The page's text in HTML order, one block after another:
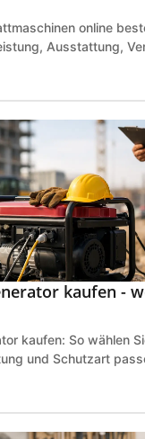
online
Ausstattung,
kaufen -
kaufen: So wählen
und Schutzart